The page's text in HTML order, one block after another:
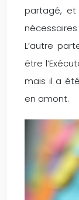
partagé, et
L’autre
être
mais il a
en amont.